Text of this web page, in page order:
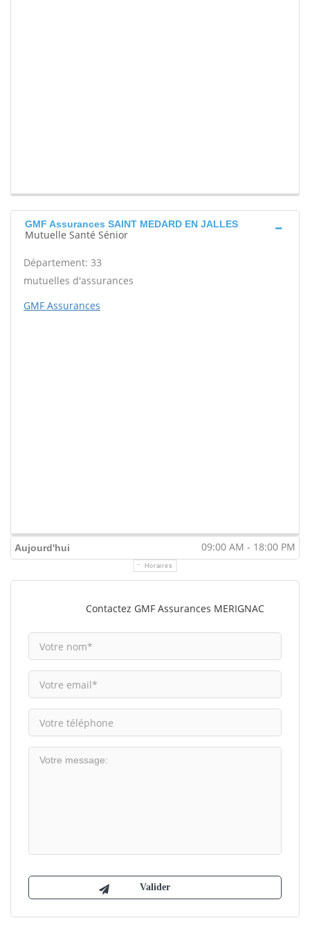
GMF Assurances SAINT MEDARD EN JALLES
Mutuelle Santé Sénior
Département: 33
mutuelles d'assurances
GMF Assurances
Aujourd'hui 09:00 AM - 18:00 PM
Horaires
Contactez GMF Assurances MERIGNAC